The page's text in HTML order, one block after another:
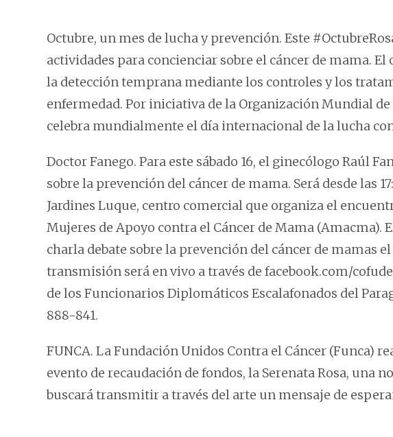
Octubre, un mes de lucha y prevención. Este
actividades para concienciar sobre el cáncer de mama.
la detección temprana mediante los controles y los
enfermedad. Por iniciativa de la Organización Mundial de
celebra mundialmente el día internacional de la lucha
Doctor Fanego. Para este sábado 16, el ginecólogo Raúl
sobre la prevención del cáncer de mama. Será desde las
Jardines Luque, centro comercial que organiza el
Mujeres de Apoyo contra el Cáncer de Mama (Amacma).
charla debate sobre la prevención del cáncer de mamas el
transmisión será en vivo a través de facebook.com/
de los Funcionarios Diplomáticos Escalafonados del
888-841.
FUNCA. La Fundación Unidos Contra el Cáncer (Funca)
evento de recaudación de fondos, la Serenata Rosa, una
buscará transmitir a través del arte un mensaje de